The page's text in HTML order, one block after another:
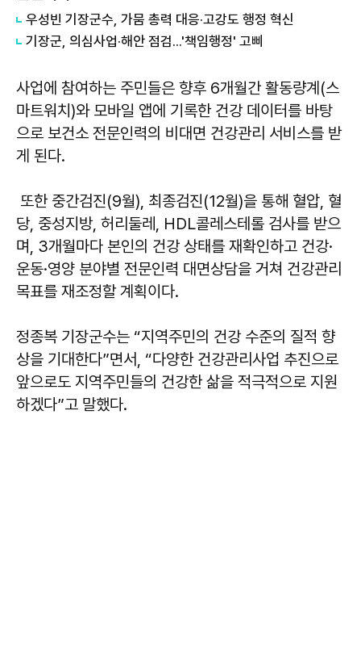
우성빈 기장군수, 가뭄 총력 대응·고강도 행정 혁신
기장군, 의심사업·해안 점검...'책임행정' 고삐
사업에 참여하는 주민들은 향후 6개월간 활동량계(스
마트워치)와 모바일 앱에 기록한 건강 데이터를 바탕
으로 보건소 전문인력의 비대면 건강관리 서비스를 받
게 된다.
또한 중간검진(9월), 최종검진(12월)을 통해 혈압, 혈
당, 중성지방, 허리둘레, HDL콜레스테롤 검사를 받으
며, 3개월마다 본인의 건강 상태를 재확인하고 건강·
운동·영양 분야별 전문인력 대면상담을 거쳐 건강관리
목표를 재조정할 계획이다.
정종복 기장군수는 “지역주민의 건강 수준의 질적 향
상을 기대한다”면서, “다양한 건강관리사업 추진으로
앞으로도 지역주민들의 건강한 삶을 적극적으로 지원
하겠다”고 말했다.